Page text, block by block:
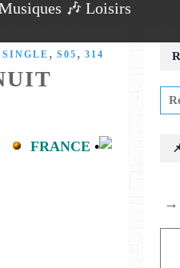
🎶 Loisirs
SINGLE , S05 , 314
FRANCE •
→